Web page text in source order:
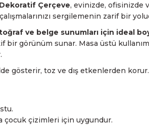
Çerçeve, evinizde, ofisinizde
sergilemenin zarif bir
ve belge sunumları için ideal
görünüm sunar. Masa üstü
gösterir, toz ve dış etkenlerden
çocuk çizimleri için uygundur.